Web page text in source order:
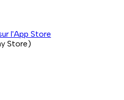
l'App Store
Store)